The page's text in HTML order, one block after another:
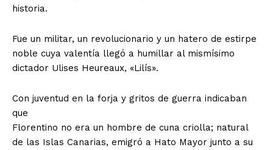
historia.
Fue un militar, un revolucionario y un hatero de estirpe
noble cuya valentía llegó a humillar al mismísimo
dictador Ulises Heureaux, «Lilís».
Con juventud en la forja y gritos de guerra indicaban
que
Florentino no era un hombre de cuna criolla; natural
de las Islas Canarias, emigró a Hato Mayor junto a su